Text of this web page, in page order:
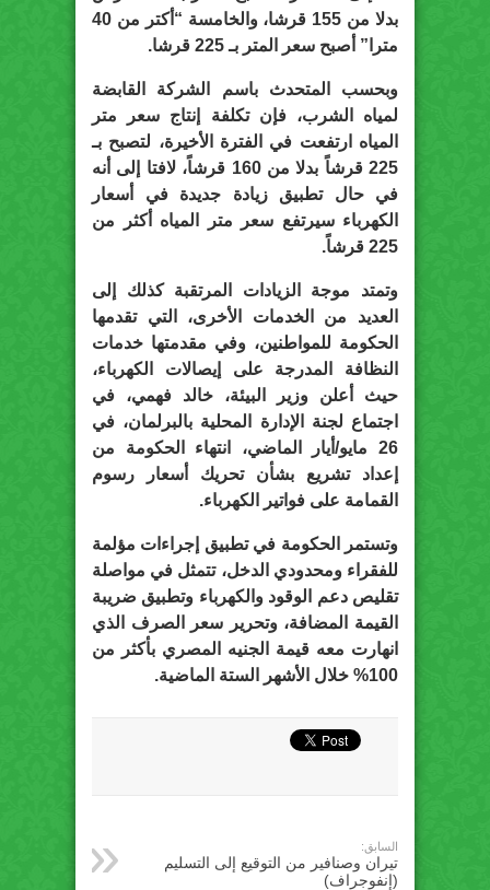
بدلا من 155 قرشا، والخامسة “أكتر من 40
مترا” أصبح سعر المتر بـ 225 قرشا.
وبحسب المتحدث باسم الشركة القابضة
لمياه الشرب، فإن تكلفة إنتاج سعر متر
المياه ارتفعت في الفترة الأخيرة، لتصبح بـ
225 قرشاً بدلا من 160 قرشاً، لافتا إلى أنه
في حال تطبيق زيادة جديدة في أسعار
الكهرباء سيرتفع سعر متر المياه أكثر من
225 قرشاً.
وتمتد موجة الزيادات المرتقبة كذلك إلى
العديد من الخدمات الأخرى، التي تقدمها
الحكومة للمواطنين، وفي مقدمتها خدمات
النظافة المدرجة على إيصالات الكهرباء،
حيث أعلن وزير البيئة، خالد فهمي، في
اجتماع لجنة الإدارة المحلية بالبرلمان، في
26 مايو/أيار الماضي، انتهاء الحكومة من
إعداد تشريع بشأن تحريك أسعار رسوم
القمامة على فواتير الكهرباء.
وتستمر الحكومة في تطبيق إجراءات مؤلمة
للفقراء ومحدودي الدخل، تتمثل في مواصلة
تقليص دعم الوقود والكهرباء وتطبيق ضريبة
القيمة المضافة، وتحرير سعر الصرف الذي
انهارت معه قيمة الجنيه المصري بأكثر من
100% خلال الأشهر الستة الماضية.
السابق:
تيران وصنافير من التوقيع إلى التسليم
(إنفوجراف)